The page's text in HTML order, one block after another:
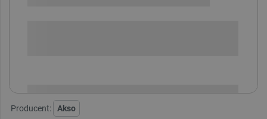
Producent: Akso